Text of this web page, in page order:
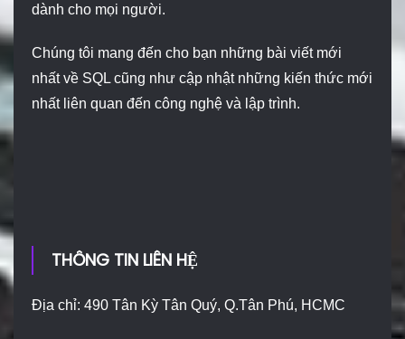
dành cho mọi người.
Chúng tôi mang đến cho bạn những bài viết mới
nhất về SQL cũng như cập nhật những kiến thức mới
nhất liên quan đến công nghệ và lập trình.
THÔNG TIN LIÊN HỆ
Địa chỉ: 490 Tân Kỳ Tân Quý, Q.Tân Phú, HCMC